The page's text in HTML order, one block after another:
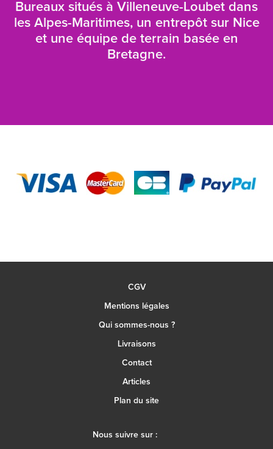
Bureaux situés à Villeneuve-Loubet dans
les Alpes-Maritimes, un entrepôt sur Nice
et une équipe de terrain basée en
Bretagne.
CGV
Mentions légales
Qui sommes-nous ?
Livraisons
Contact
Articles
Plan du site
Nous suivre sur :